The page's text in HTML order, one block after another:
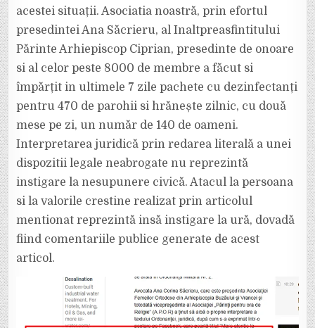
acestei situații. Asociatia noastră, prin efortul
presedintei Ana Săcrieru, al Inaltpreasfintitului
Părinte Arhiepiscop Ciprian, presedinte de onoare
si al celor peste 8000 de membre a făcut si
împărțit in ultimele 7 zile pachete cu dezinfectanți
pentru 470 de parohii si hrănește zilnic, cu două
mese pe zi, un număr de 140 de oameni.
Interpretarea juridică prin redarea literală a unei
dispozitii legale neabrogate nu reprezintă
instigare la nesupunere civică. Atacul la persoana
si la valorile crestine realizat prin articolul
mentionat reprezintă insă instigare la ură, dovadă
fiind comentariile publice generate de acest
articol.